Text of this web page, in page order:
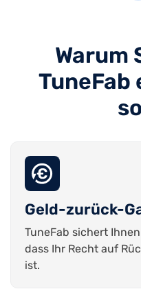
Warum
Geld-zurück-
TuneFab sichert
dass Ihr Recht auf
ist.